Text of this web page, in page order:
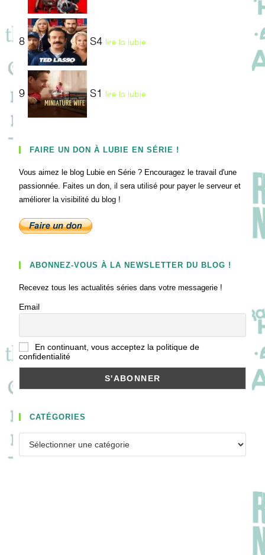
8 S4 lire la lubie
9 S1 lire la lubie
FAIRE UN DON À LUBIE EN SÉRIE !
Vous aimez le blog Lubie en Série ? Encouragez le travail d'une
passionnée. Faites un don, il sera utilisé pour payer le serveur et
améliorer la visibilité du blog !
ABONNEZ-VOUS À LA NEWSLETTER DU BLOG !
Recevez tous les actualités séries dans votre messagerie !
Email
En continuant, vous acceptez la politique de
confidentialité
CATÉGORIES